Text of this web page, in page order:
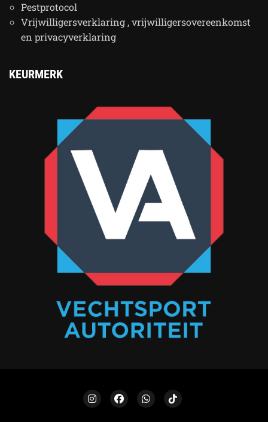
Pestprotocol
Vrijwilligersverklaring , vrijwilligersovereenkomst
en privacyverklaring
KEURMERK